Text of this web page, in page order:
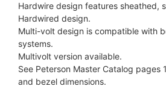
Hardwire design features sheathed,
Hardwired design.
Multi-volt design is compatible with
systems.
Multivolt version available.
See Peterson Master Catalog pages
and bezel dimensions.